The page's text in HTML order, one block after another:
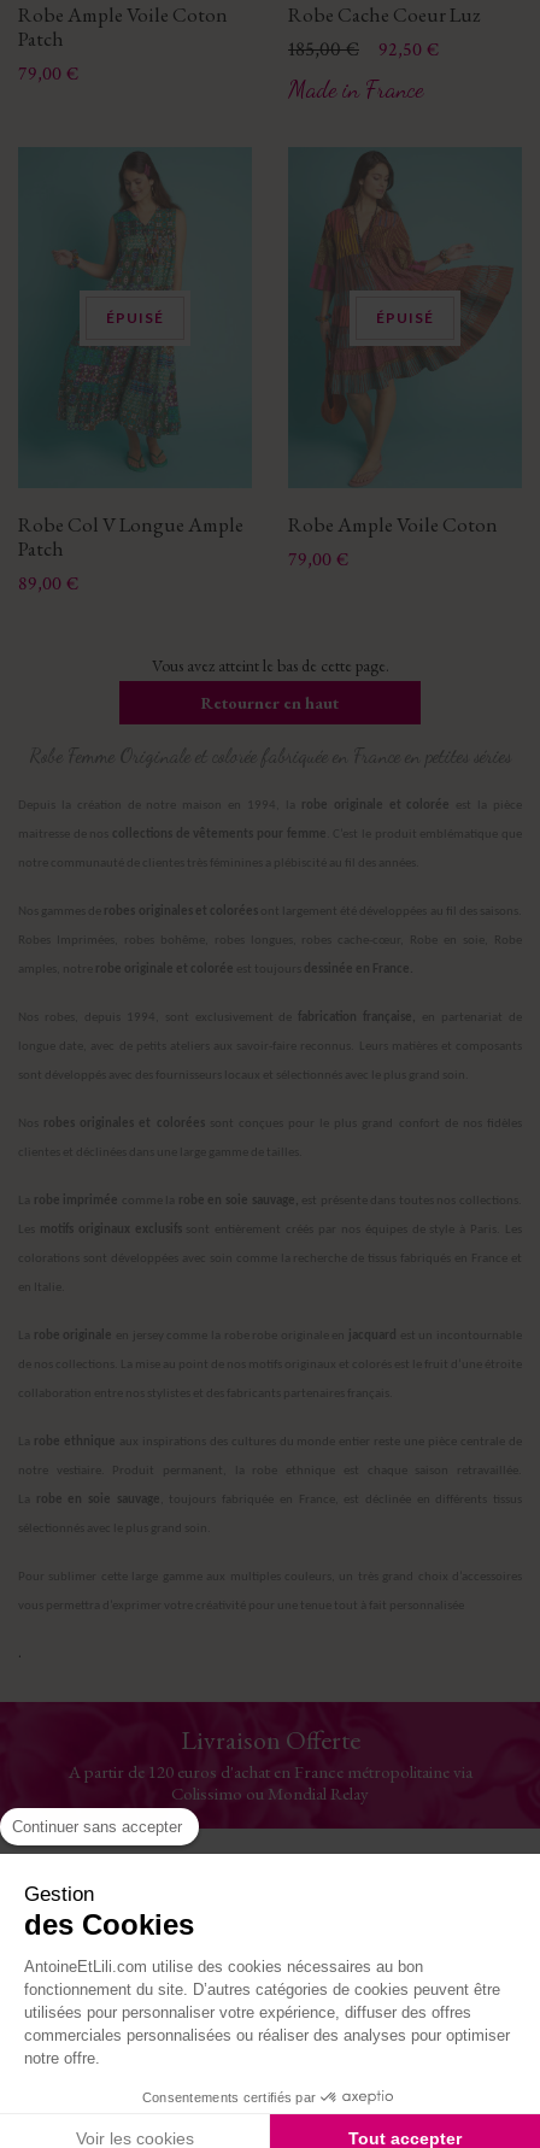
Robe Ample Voile Coton
Patch
Prix
79,00 €
Robe Cache Coeur Luz
Prix
Prix de base
185,00 € 92,50 €
Made in France
ÉPUISÉ
Robe Col V Longue Ample
Patch
Prix
89,00 €
ÉPUISÉ
Robe Ample Voile Coton
Prix
79,00 €
Vous avez atteint le bas de cette page.
Retourner en haut
Robe Femme Originale et colorée fabriquée en France en petites séries
Depuis la création de notre maison en 1994, la robe originale et colorée
maitresse de nos collections de vêtements pour femme . C’est le produit emblématique que
notre communauté de clientes très féminines a plébiscité au fil des années.
Nos gammes de robes originales et coloréesont largement été développées au fil des saisons.
Robes Imprimées, robes bohême, robes longues, robes cache-cœur, Robe en soie, Robe
amples, notre robe originale et colorée est toujours dessinée en France.
Nos robes, depuis 1994, sont exclusivement de fabrication française,
longue date, avec de petits ateliers aux savoir-faire reconnus. Leurs matières et composants
sont développés avec des fournisseurs locaux et sélectionnés avec le plus grand soin.
robes originales et coloréessont conçues pour le plus grand confort de nos fidèles
clientes et déclinées dans une large gamme de tailles.
robe imprimée comme la robe en soie sauvage, est présente dans toutes nos collections.
motifs originaux exclusifssont entièrement créés par nos équipes de style à Paris. Les
colorations sont développées avec soin comme la recherche de tissus fabriqués en France et
robe originale en jersey comme la robe robe originale en jacquard est un incontournable
de nos collections. La mise au point de nos motifs originaux et colorés est le fruit d’une étroite
collaboration entre nos stylistes et des fabricants partenaires français.
robe ethnique aux inspirations des cultures du monde entier reste une pièce centrale de
notre vestiaire. Produit permanent, la robe ethnique est chaque saison retravaillée.
robe en soie sauvage , toujours fabriquée en France, est déclinée en différents tissus
sélectionnés avec le plus grand soin.
Pour sublimer cette large gamme aux multiples couleurs, un très grand choix d’accessoires
vous permettra d’exprimer votre créativité pour une tenue tout à fait personnalisée
.
Livraison Offerte
A partir de 120 euros d'achat en France métropolitaine via
Colissimo ou Mondial Relay
La Maison
Où nous trouver
Suivez-nous
Site réalisé par Kiwik - Agence PrestaShop
Continuer sans accepter
Gestion
des Cookies
AntoineEtLili.com utilise des cookies nécessaires au bon
fonctionnement du site. D’autres catégories de cookies peuvent être
utilisées pour personnaliser votre expérience, diffuser des offres
commerciales personnalisées ou réaliser des analyses pour optimiser
notre offre.
Consentements certifiés par
Voir les cookies Tout accepter